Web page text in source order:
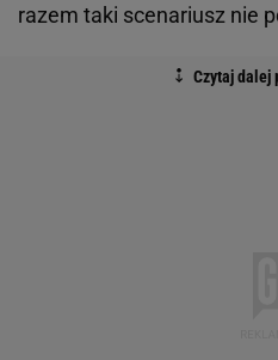
razem taki scenariusz nie